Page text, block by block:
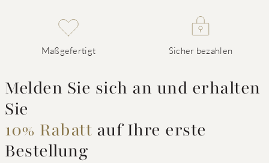
Maßgefertigt Sicher bezahlen
Melden Sie sich an und erhalten
Sie
10% Rabatt auf Ihre erste
Bestellung